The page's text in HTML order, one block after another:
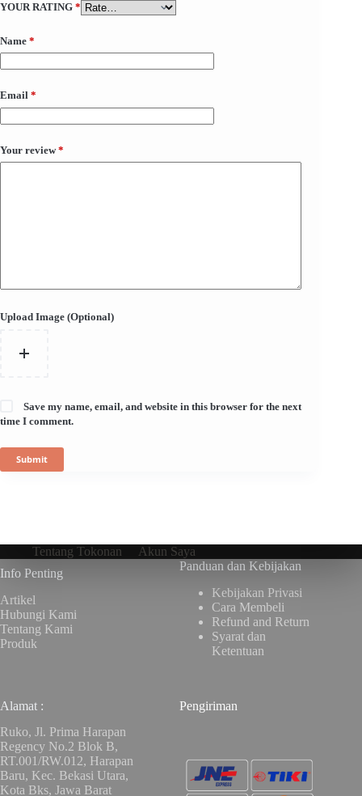
YOUR RATING *
Name *
Email *
Your review*
Upload Image (Optional)
Save my name, email, and website in this browser for the next
time I comment.
Submit
Tentang Tokonan
Akun Saya
Info Penting
Artikel
Hubungi Kami
Tentang Kami
Produk
Panduan dan Kebijakan
Kebijakan Privasi
Cara Membeli
Refund and Return
Syarat dan
Ketentuan
Alamat :
Ruko, Jl. Prima Harapan
Regency No.2 Blok B,
RT.001/RW.012, Harapan
Baru, Kec. Bekasi Utara,
Kota Bks, Jawa Barat
Pengiriman